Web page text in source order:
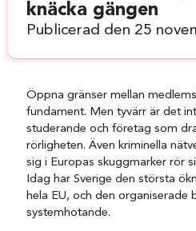
knäcka gängen
Publicerad den 25
Öppna gränser mellan
fundament. Men tyvärr är det
studerande och företag som
rörligheten. Även kriminella
sig i Europas skuggmarker rör
Idag har Sverige den största
hela EU, och den organiserade
systemhotande.